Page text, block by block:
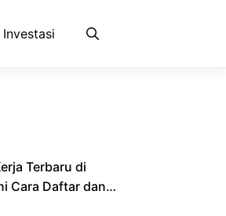
Investasi
Terbaru di
Cara Daftar dan